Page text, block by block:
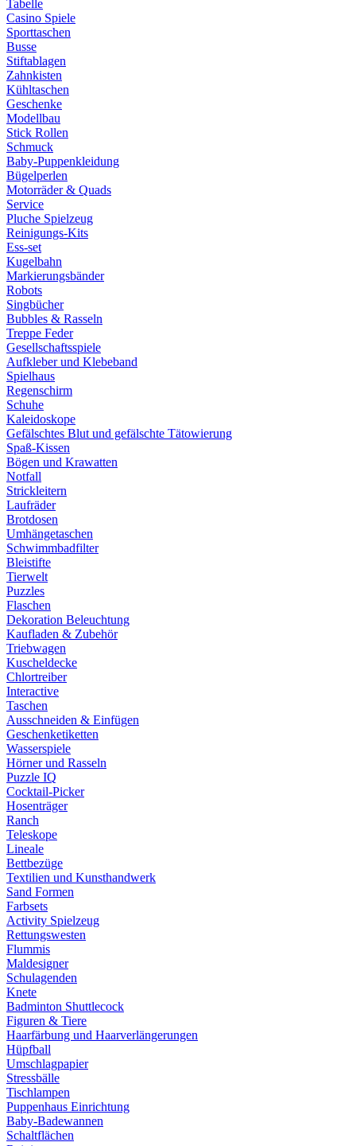
Tabelle
Casino Spiele
Sporttaschen
Busse
Stiftablagen
Zahnkisten
Kühltaschen
Geschenke
Modellbau
Stick Rollen
Schmuck
Baby-Puppenkleidung
Bügelperlen
Motorräder & Quads
Service
Pluche Spielzeug
Reinigungs-Kits
Ess-set
Kugelbahn
Markierungsbänder
Robots
Singbücher
Bubbles & Rasseln
Treppe Feder
Gesellschaftsspiele
Aufkleber und Klebeband
Spielhaus
Regenschirm
Schuhe
Kaleidoskope
Gefälschtes Blut und gefälschte Tätowierung
Spaß-Kissen
Bögen und Krawatten
Notfall
Strickleitern
Laufräder
Brotdosen
Umhängetaschen
Schwimmbadfilter
Bleistifte
Tierwelt
Puzzles
Flaschen
Dekoration Beleuchtung
Kaufladen & Zubehör
Triebwagen
Kuscheldecke
Chlortreiber
Interactive
Taschen
Ausschneiden & Einfügen
Geschenketiketten
Wasserspiele
Hörner und Rasseln
Puzzle IQ
Cocktail-Picker
Hosenträger
Ranch
Teleskope
Lineale
Bettbezüge
Textilien und Kunsthandwerk
Sand Formen
Farbsets
Activity Spielzeug
Rettungswesten
Flummis
Maldesigner
Schulagenden
Knete
Badminton Shuttlecock
Figuren & Tiere
Haarfärbung und Haarverlängerungen
Hüpfball
Umschlagpapier
Stressbälle
Tischlampen
Puppenhaus Einrichtung
Baby-Badewannen
Schaltflächen